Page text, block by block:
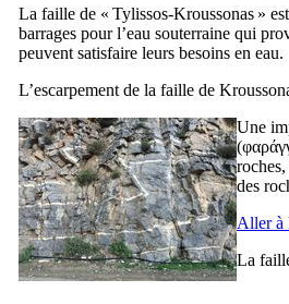
La faille de « Tylissos-Kroussonas »
barrages pour l’eau souterraine qui
peuvent satisfaire leurs besoins en eau.
L’escarpement de la faille de
Une
(
des
Aller à
La